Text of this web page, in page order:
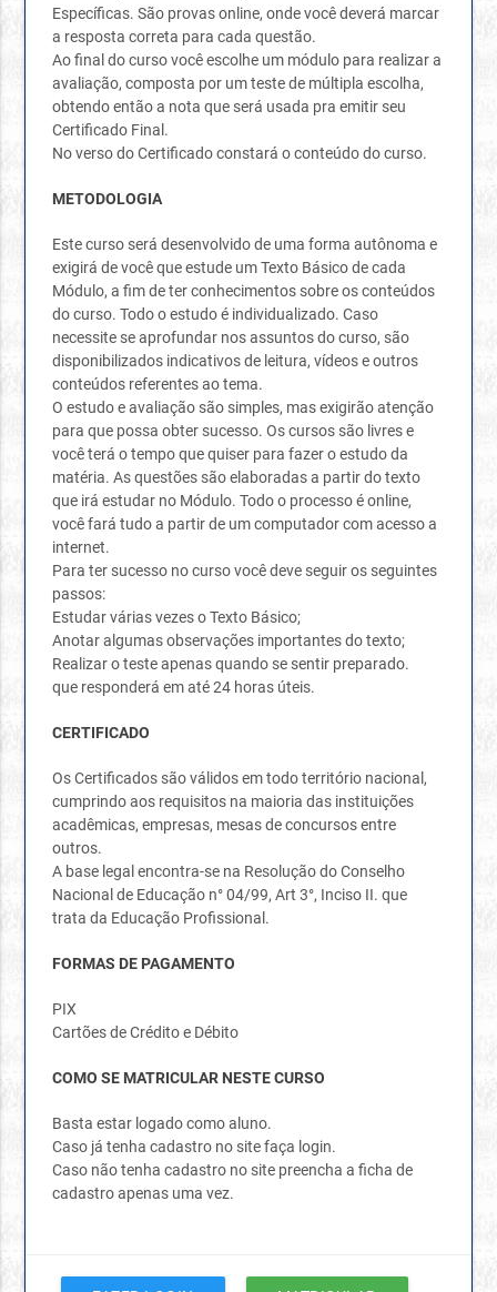
Específicas. São provas online, onde você deverá marcar
a resposta correta para cada questão.
Ao final do curso você escolhe um módulo para realizar a
avaliação, composta por um teste de múltipla escolha,
obtendo então a nota que será usada pra emitir seu
Certificado Final.
No verso do Certificado constará o conteúdo do curso.
METODOLOGIA
Este curso será desenvolvido de uma forma autônoma e
exigirá de você que estude um Texto Básico de cada
Módulo, a fim de ter conhecimentos sobre os conteúdos
do curso. Todo o estudo é individualizado. Caso
necessite se aprofundar nos assuntos do curso, são
disponibilizados indicativos de leitura, vídeos e outros
conteúdos referentes ao tema.
O estudo e avaliação são simples, mas exigirão atenção
para que possa obter sucesso. Os cursos são livres e
você terá o tempo que quiser para fazer o estudo da
matéria. As questões são elaboradas a partir do texto
que irá estudar no Módulo. Todo o processo é online,
você fará tudo a partir de um computador com acesso a
internet.
Para ter sucesso no curso você deve seguir os seguintes
passos:
Estudar várias vezes o Texto Básico;
Anotar algumas observações importantes do texto;
Realizar o teste apenas quando se sentir preparado.
que responderá em até 24 horas úteis.
CERTIFICADO
Os Certificados são válidos em todo território nacional,
cumprindo aos requisitos na maioria das instituições
acadêmicas, empresas, mesas de concursos entre
outros.
A base legal encontra-se na Resolução do Conselho
Nacional de Educação n° 04/99, Art 3°, Inciso II. que
trata da Educação Profissional.
FORMAS DE PAGAMENTO
PIX
Cartões de Crédito e Débito
COMO SE MATRICULAR NESTE CURSO
Basta estar logado como aluno.
Caso já tenha cadastro no site faça login.
Caso não tenha cadastro no site preencha a ficha de
cadastro apenas uma vez.